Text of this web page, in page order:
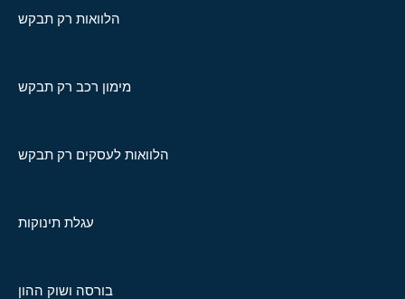
הלוואות רק תבקש
מימון רכב רק תבקש
הלוואות לעסקים רק תבקש
עגלת תינוקות
בורסה ושוק ההון